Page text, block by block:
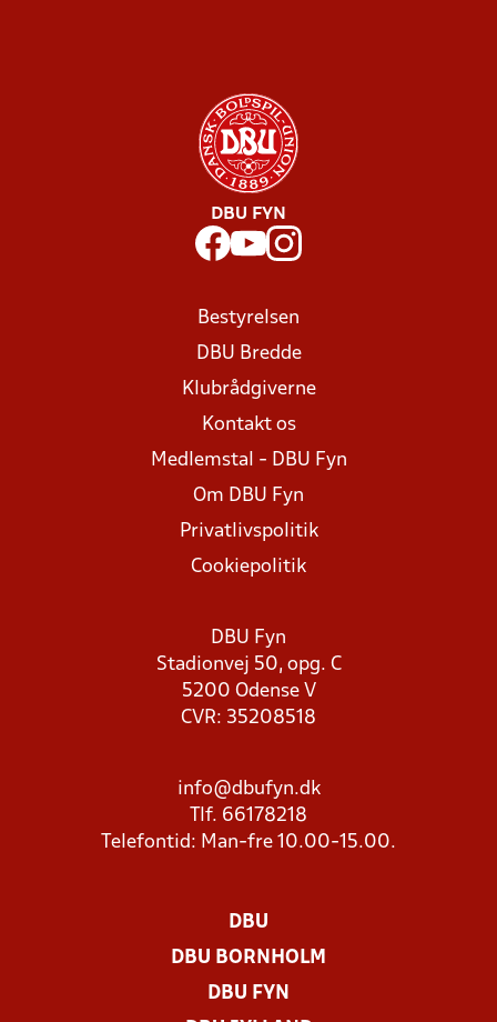
DBU FYN
Bestyrelsen
DBU Bredde
Klubrådgiverne
Kontakt os
Medlemstal - DBU Fyn
Om DBU Fyn
Privatlivspolitik
Cookiepolitik
DBU Fyn
Stadionvej 50, opg. C
5200 Odense V
CVR: 35208518
info@dbufyn.dk
Tlf. 66178218
Telefontid: Man-fre 10.00-15.00.
DBU
DBU BORNHOLM
DBU FYN